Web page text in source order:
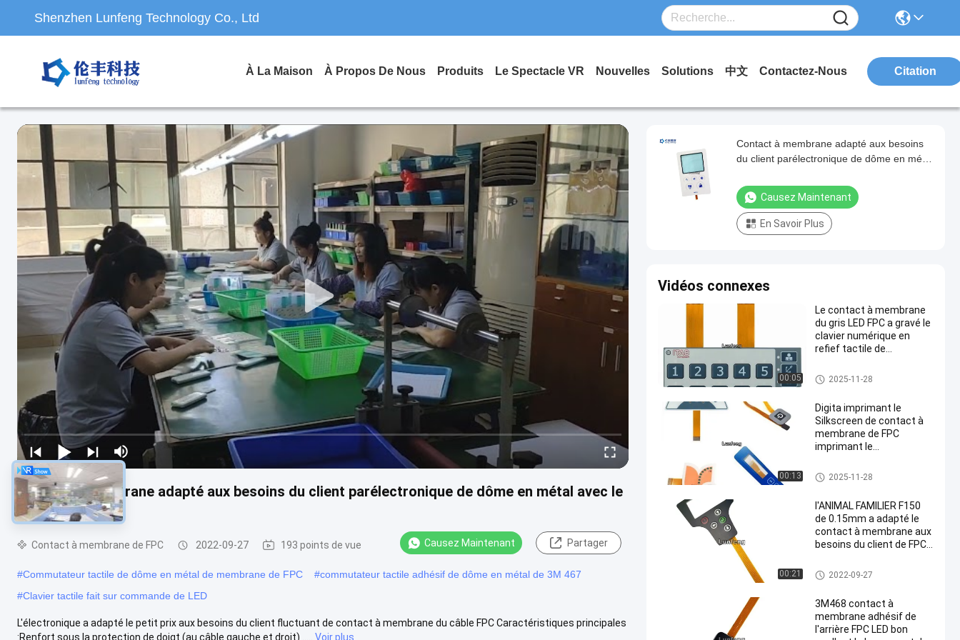
Shenzhen Lunfeng Technology Co., Ltd
À La Maison À Propos De Nous Produits Le Spectacle VR Nouvelles Solutions 中文 Contactez-Nous Citation
Contact à membrane adapté aux besoins du client parélectronique de dôme en métal avec le
câble flexible
Contact à membrane de FPC 2022-09-27 193 points de vue Causez Maintenant Partager
#Commutateur tactile de dôme en métal de membrane de FPC #commutateur tactile adhésif de dôme en métal de 3M 467
#Clavier tactile fait sur commande de LED
L'électronique a adapté le petit prix aux besoins du client fluctuant de contact à membrane du câble FPC Caractéristiques principales
:Renfort sous la protection de doigt (au câble gauche et droit) .....
Voir plus
Contact à membrane adapté aux besoins
du client parélectronique de dôme en métal
Causez Maintenant
En Savoir Plus
Vidéos connexes
00:05
Le contact à membrane
du gris LED FPC a gravé le
clavier numérique en
refief tactile de
Contact à membrane de FPC
2025-11-28
00:13
Digita imprimant le
Silkscreen de contact à
membrane de FPC
imprimant le
numérique d'EBG180
Digital
Contact à membrane de FPC
2025-11-28
00:21
l'ANIMAL FAMILIER F150
de 0.15mm a adapté le
contact à membrane aux
besoins du client de FPC
1.0mm Zif
Contact à membrane de FPC
2022-09-27
3M468 contact à
membrane adhésif de
l'arrière FPC LED bon